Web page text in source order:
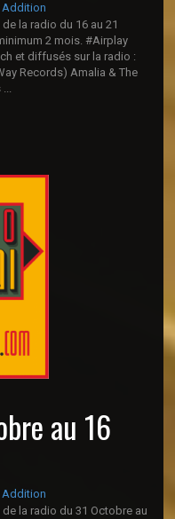
Addition
la radio du 16 au 21
2 mois. #Airplay
et diffusés sur la radio :
Records) Amalia & The
...
au 16
Addition
la radio du 31 Octobre au